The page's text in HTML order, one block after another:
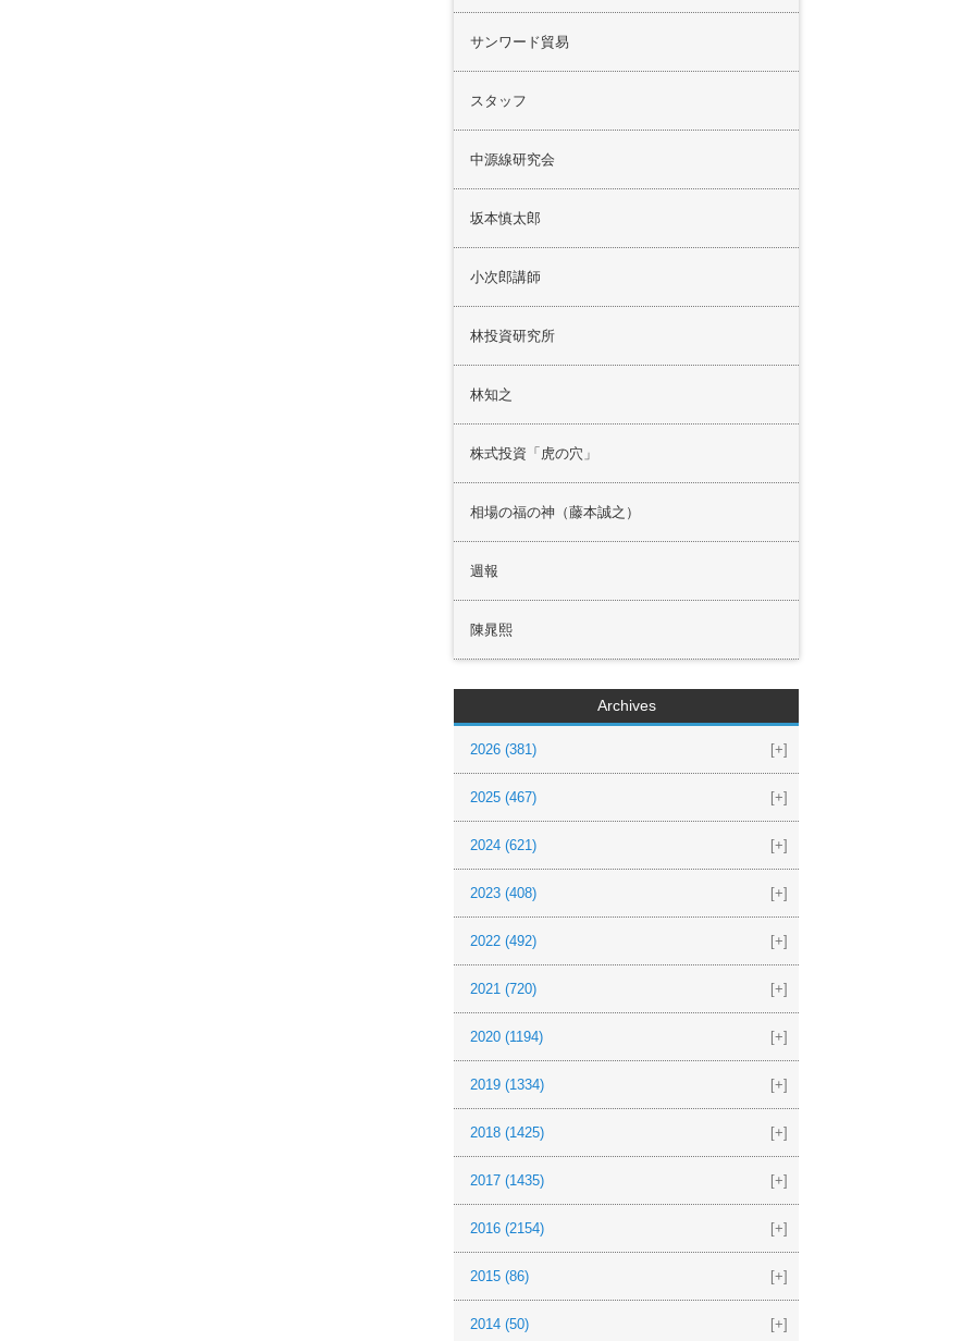
サンワード貿易
スタッフ
中源線研究会
坂本慎太郎
小次郎講師
林投資研究所
林知之
株式投資「虎の穴」
相場の福の神（藤本誠之）
週報
陳晁熙
Archives
[+]
2026 (381)
[+]
2025 (467)
[+]
2024 (621)
[+]
2023 (408)
[+]
2022 (492)
[+]
2021 (720)
[+]
2020 (1194)
[+]
2019 (1334)
[+]
2018 (1425)
[+]
2017 (1435)
[+]
2016 (2154)
[+]
2015 (86)
[+]
2014 (50)